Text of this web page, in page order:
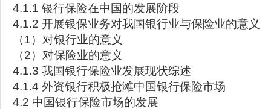
4.1.1 银行保险在中国的发展阶段
4.1.2 开展银保业务对我国银行业与保险业的意义
（1）对银行业的意义
（2）对保险业的意义
4.1.3 我国银行保险业发展现状综述
4.1.4 外资银行积极抢滩中国银行保险市场
4.2 中国银行保险市场的发展